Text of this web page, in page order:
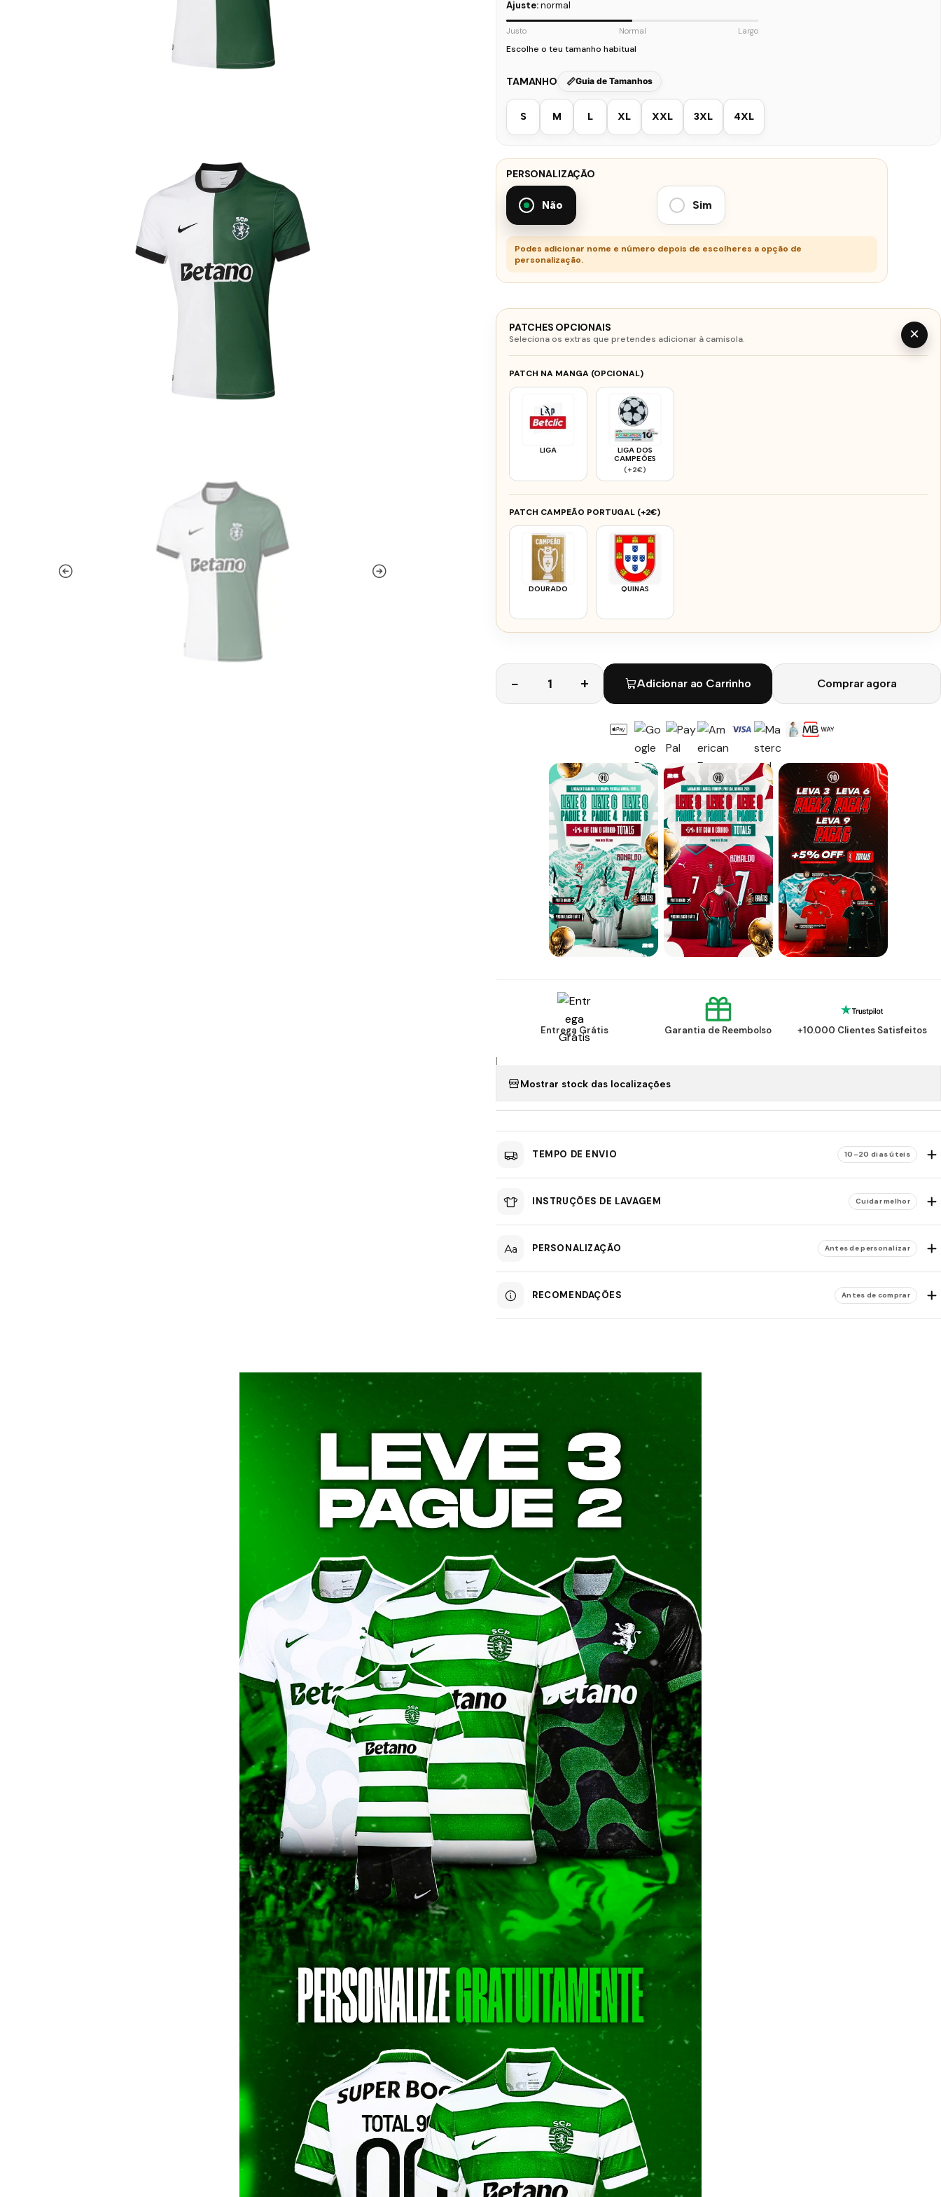
Ajuste:normal
Justo Normal Largo
Escolhe o teu tamanho habitual
TAMANHO Guia de Tamanhos
S M L XL XXL 3XL 4XL
PERSONALIZAÇÃO
Não Sim
Podes adicionar nome e número depois de escolheres a opção de
personalização.
PATCHES OPCIONAIS
Seleciona os extras que pretendes adicionar à camisola. ×
PATCH NA MANGA (OPCIONAL)
LIGA
LIGA DOS
CAMPEÕES
(+2€)
PATCH CAMPEÃO PORTUGAL (+2€)
DOURADO QUINAS
Quantidade
Adicionar ao Carrinho Comprar agora
Entrega Grátis Garantia de Reembolso +10.000 Clientes Satisfeitos
|
Mostrar stock das localizações
TEMPO DE ENVIO 10–20 dias úteis
INSTRUÇÕES DE LAVAGEM Cuidar melhor
PERSONALIZAÇÃO Antes de personalizar
RECOMENDAÇÕES Antes de comprar